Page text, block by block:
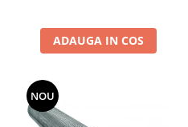
ADAUGA IN COS
NOU